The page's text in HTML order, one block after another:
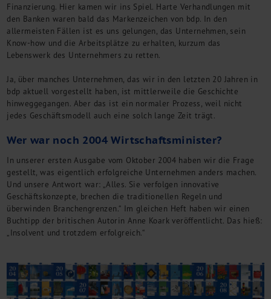
Finanzierung. Hier kamen wir ins Spiel. Harte Verhandlungen mit
den Banken waren bald das Markenzeichen von bdp. In den
allermeisten Fällen ist es uns gelungen, das Unternehmen, sein
Know-how und die Arbeitsplätze zu erhalten, kurzum das
Lebenswerk des Unternehmers zu retten.
Ja, über manches Unternehmen, das wir in den letzten 20 Jahren in
bdp aktuell vorgestellt haben, ist mittlerweile die Geschichte
hinweggegangen. Aber das ist ein normaler Prozess, weil nicht
jedes Geschäftsmodell auch eine solch lange Zeit trägt.
Wer war noch 2004 Wirtschaftsminister?
In unserer ersten Ausgabe vom Oktober 2004 haben wir die Frage
gestellt, was eigentlich erfolgreiche Unternehmen anders machen.
Und unsere Antwort war: „Alles. Sie verfolgen innovative
Geschäftskonzepte, brechen die traditionellen Regeln und
überwinden Branchengrenzen.“ Im gleichen Heft haben wir einen
Buchtipp der britischen Autorin Anne Koark veröffentlicht. Das hieß:
„Insolvent und trotzdem erfolgreich.“